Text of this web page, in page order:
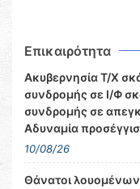
Επικαιρότητα
Ακυβερνησία Τ/Χ
συνδρομής σε Ι/Φ
συνδρομής σε
Αδυναμία
10/08/26
Θάνατοι